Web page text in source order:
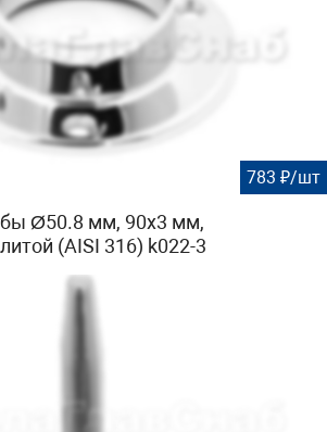
783 ₽/шт
Ø50.8 мм, 90х3 мм,
(AISI 316) k022-3